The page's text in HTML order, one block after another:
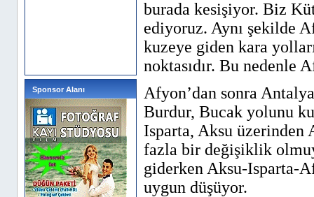
Sponsor Alanı
burada kesişiyor. Biz
ediyoruz. Aynı şekilde
kuzeye giden kara
noktasıdır. Bu nedenle
Afyon’dan sonra
Burdur, Bucak yolunu
Isparta, Aksu üzerinden
fazla bir değişiklik
giderken Aksu-Isparta-
uygun düşüyor.